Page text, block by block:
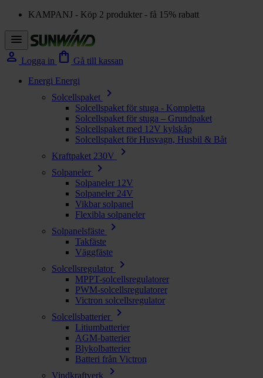
KAMPANJ - Köp 2 produkter - få 15% rabatt
menu
person Logga in shopping_bag Gå till kassan
Energi Energi
Solcellspaket
chevron_right
Solcellspaket för stuga - Kompletta
Solcellspaket för stuga – Grundpaket
Solcellspaket med 12V kylskåp
Solcellspaket för Husvagn, Husbil & Båt
Kraftpaket 230V
chevron_right
Solpaneler chevron_right
Solpaneler 12V
Solpaneler 24V
Vikbar solpanel
Flexibla solpaneler
Solpanelsfäste
chevron_right
Takfäste
Väggfäste
Solcellsregulator
chevron_right
MPPT-solcellsregulatorer
PWM-solcellsregulatorer
Victron solcellsregulator
Solcellsbatterier
chevron_right
Litiumbatterier
AGM-batterier
Blykolbatterier
Batteri från Victron
Vindkraftverk
chevron_right